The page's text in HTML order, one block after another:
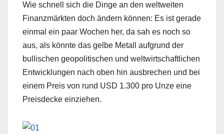
Wie schnell sich die Dinge an den weltweiten
Finanzmärkten doch ändern können: Es ist gerade
einmal ein paar Wochen her, da sah es noch so
aus, als könnte das gelbe Metall aufgrund der
bullischen geopolitischen und weltwirtschaftlichen
Entwicklungen nach oben hin ausbrechen und bei
einem Preis von rund USD 1.300 pro Unze eine
Preisdecke einziehen.